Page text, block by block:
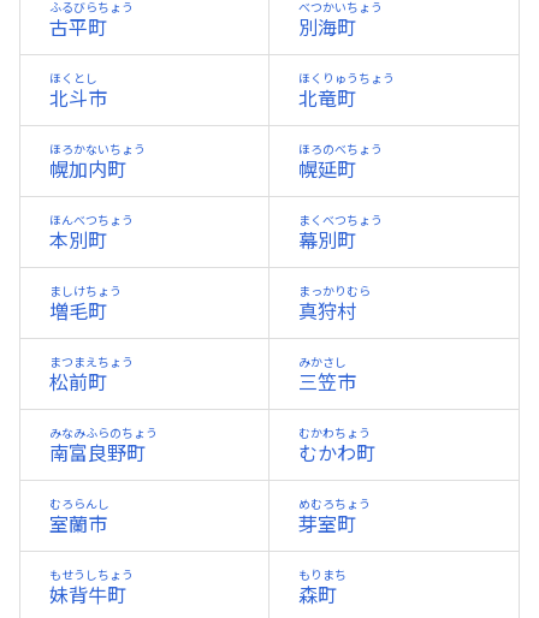
古平町
ふるびらちょう
別海町
べつかいちょう
北斗市
ほくとし
北竜町
ほくりゅうちょう
幌加内町
ほろかないちょう
幌延町
ほろのべちょう
本別町
ほんべつちょう
幕別町
まくべつちょう
増毛町
ましけちょう
真狩村
まっかりむら
松前町
まつまえちょう
三笠市
みかさし
南富良野町
みなみふらのちょう
むかわ町
むかわちょう
室蘭市
むろらんし
芽室町
めむろちょう
妹背牛町
もせうしちょう
森町
もりまち